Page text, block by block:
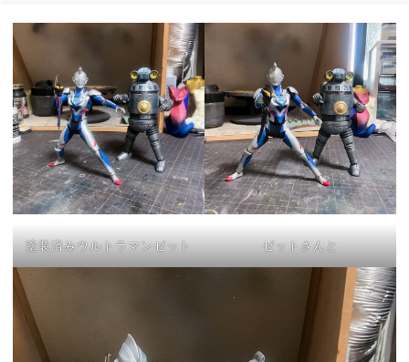
塗装済みウルトラマンゼット ゼットさんと